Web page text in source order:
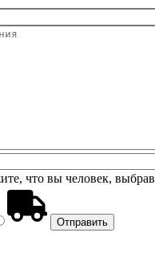
что вы человек, выбрав